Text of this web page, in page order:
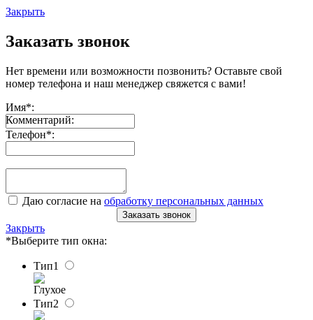
Закрыть
Заказать звонок
Нет времени или возможности позвонить? Оставьте свой
номер телефона и наш менеджер свяжется с вами!
Имя*:
Телефон*:
Комментарий:
Даю согласие на обработку персональных данных
Заказать звонок
Закрыть
*Выберите тип окна:
Тип1
Глухое
Тип2